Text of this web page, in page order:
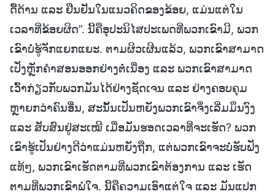
ດື້ດ້ານ ແລະ ຢືນຢັນໃນແນວຄິດຂອງຂ້ອຍ, ແມ່ນແຕ່ໃນ
ເວລາທີ່ຂ້ອຍຜິດ”. ນີ້ຄືອຸປະນິໄສປະເພດທີ່ພວກເຂົາມີ, ພວກ
ເຂົາບໍ່ຮູ້ຈັກແຍກແຍະ. ຕາມຜິວເຜີນແລ້ວ, ພວກເຂົາສາມາດ
ເປັ່ງຫຼັກຄຳສອນອອກຢ່າງຕໍ່ເນື່ອງ ແລະ ພວກເຂົາສາມາດ
ເວົ້າກ່ຽວກັບພວກມັນໄດ້ຢ່າງຊັດເຈນ ແລະ ຢ່າງຄອບຄຸມ
ຫຼາຍກວ່າຄົນອື່ນ, ສະນັ້ນເປັນຫຍັງພວກເຂົາຈຶ່ງເລີ່ມມຶນງົງ
ແລະ ສັບສົນຢູ່ສະເໝີ ເມື່ອມັນຮອດເວລາທີ່ຈະເຮັດ? ພວກ
ເຂົາຮູ້ເປັນຢ່າງດີວ່າແມ່ນຫຍັງຖືກ, ແຕ່ພວກເຂົາຈະບໍ່ຮັບຟັງ
ແທ້ໆ, ພວກເຂົາເຮັດຕາມທີ່ພວກເຂົາຕ້ອງການ ແລະ ເຮັດ
ຕາມທີ່ພວກເຂົາພໍໃຈ. ນີ້ຄືຄວາມເອົາແຕ່ໃຈ ແລະ ມັນແປກ